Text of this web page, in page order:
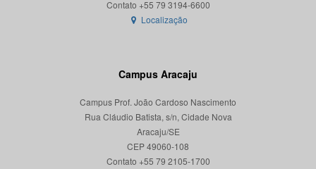
Localização
Campus Aracaju
Campus Prof. João Cardoso Nascimento
Rua Cláudio Batista, s/n, Cidade Nova
Aracaju/SE
CEP 49060-108